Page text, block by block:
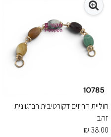
חוליית חרוזים דקורטיבית רב־גוונית
זהב
38.00 ₪